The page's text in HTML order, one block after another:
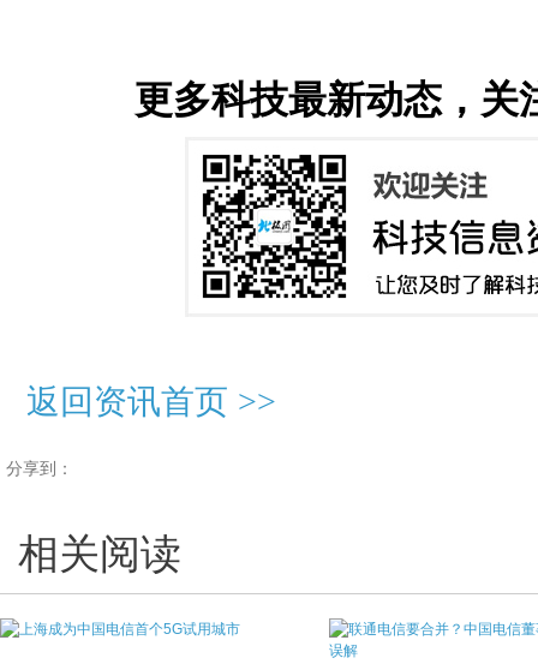
更多科技最新动态，关
返回资讯首页 >>
分享到：
相关阅读